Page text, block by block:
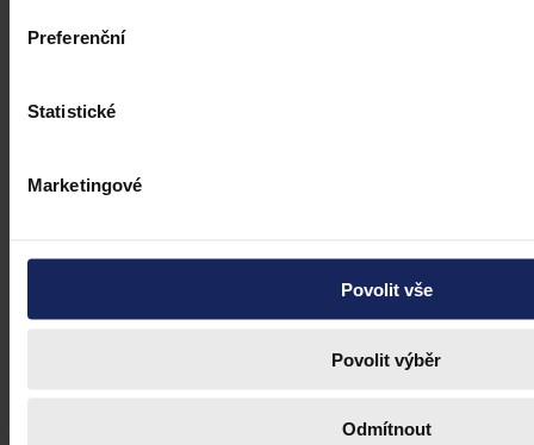
Preferenční
Statistické
Marketingové
Povolit vše
Povolit výběr
Odmítnout